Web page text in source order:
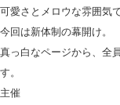
可愛さとメロウな雰囲気
今回は新体制の幕開け。
真っ白なページから、全
す。
主催